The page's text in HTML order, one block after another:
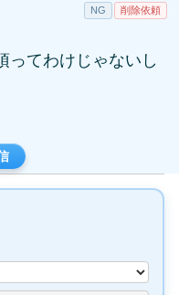
NG 削除依頼
ってわけじゃないし